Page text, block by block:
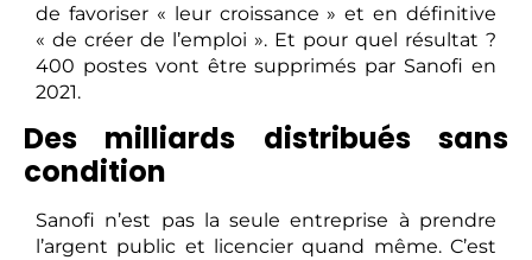
de favoriser « leur croissance » et en définitive
« de créer de l’emploi ». Et pour quel résultat ?
400 postes vont être supprimés par Sanofi en
2021.
Des milliards distribués sans
condition
Sanofi n’est pas la seule entreprise à prendre
l’argent public et licencier quand même. C’est